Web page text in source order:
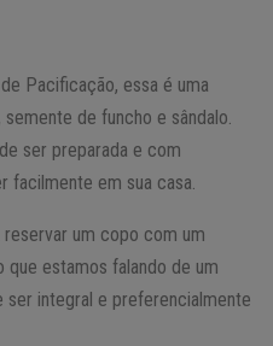
Pacificação, essa é uma
, semente de funcho e sândalo.
ser preparada e com
facilmente em sua casa.
reservar um copo com um
que estamos falando de um
ser integral e preferencialmente